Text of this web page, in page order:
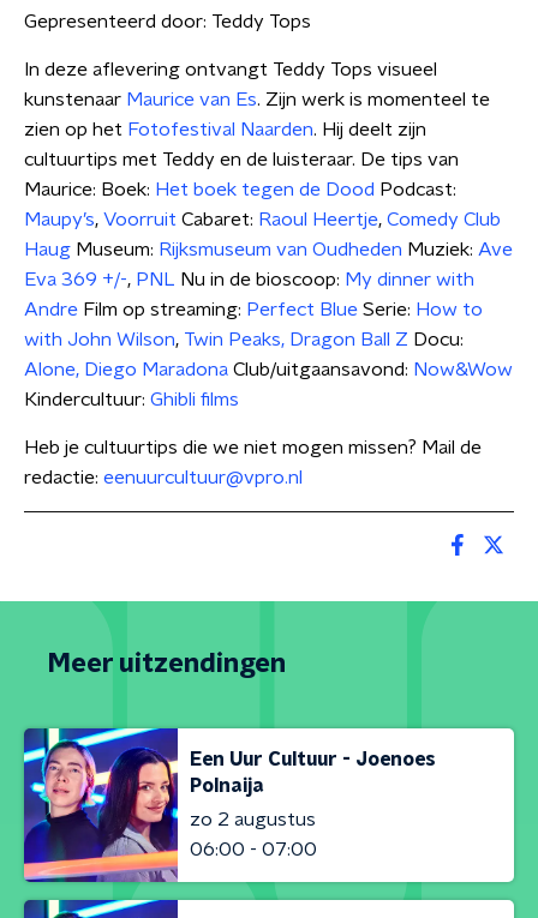
Gepresenteerd door: Teddy Tops
In deze aflevering ontvangt Teddy Tops visueel
kunstenaar Maurice van Es. Zijn werk is momenteel te
zien op het Fotofestival Naarden. Hij deelt zijn
cultuurtips met Teddy en de luisteraar. De tips van
Maurice: Boek: Het boek tegen de Dood Podcast:
Maupy’s, Voorruit Cabaret: Raoul Heertje, Comedy Club
Haug Museum: Rijksmuseum van Oudheden Muziek: Ave
Eva 369 +/-, PNL Nu in de bioscoop: My dinner with
Andre Film op streaming: Perfect Blue Serie: How to
with John Wilson, Twin Peaks, Dragon Ball Z Docu:
Alone, Diego Maradona Club/uitgaansavond: Now&Wow
Kindercultuur: Ghibli films
Heb je cultuurtips die we niet mogen missen? Mail de
redactie: eenuurcultuur@vpro.nl
Meer uitzendingen
Een Uur Cultuur - Joenoes
Polnaija
zo 2 augustus
06:00 - 07:00